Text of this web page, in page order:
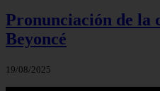
Pronunciación de la
Beyoncé
19/08/2025